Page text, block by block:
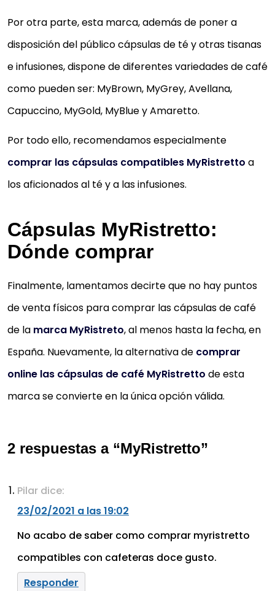
Por otra parte, esta marca, además de poner a
disposición del público cápsulas de té y otras tisanas
e infusiones, dispone de diferentes variedades de café
como pueden ser: MyBrown, MyGrey, Avellana,
Capuccino, MyGold, MyBlue y Amaretto.
Por todo ello, recomendamos especialmente
comprar las cápsulas compatibles MyRistretto a
los aficionados al té y a las infusiones.
Cápsulas MyRistretto:
Dónde comprar
Finalmente, lamentamos decirte que no hay puntos
de venta físicos para comprar las cápsulas de café
de la marca MyRistreto, al menos hasta la fecha, en
España. Nuevamente, la alternativa de comprar
online las cápsulas de café MyRistretto de esta
marca se convierte en la única opción válida.
2 respuestas a “MyRistretto”
Pilar dice:
23/02/2021 a las 19:02
No acabo de saber como comprar myristretto
compatibles con cafeteras doce gusto.
Responder